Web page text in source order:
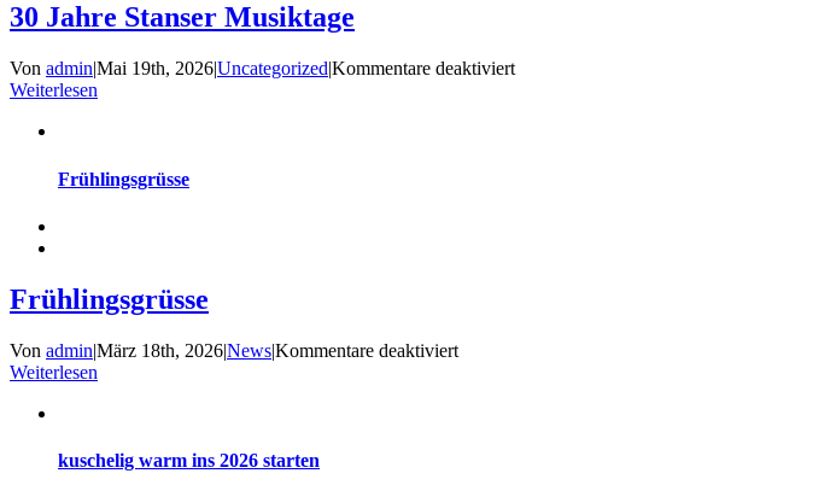
30 Jahre Stanser Musiktage
Von admin|Mai 19th, 2026|Uncategorized|Kommentare deaktiviertfür
Weiterlesen
Frühlingsgrüsse
Frühlingsgrüsse
Von admin|März 18th, 2026|News|Kommentare deaktiviertfür
Weiterlesen
kuschelig warm ins 2026 starten